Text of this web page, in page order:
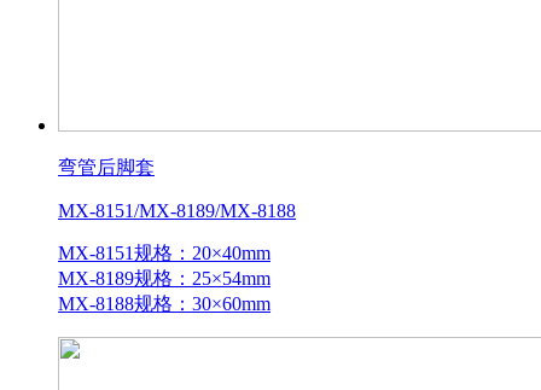
弯管后脚套
MX-8151/MX-8189/MX-8188
MX-8151规格：20×40mm
MX-8189规格：25×54mm
MX-8188规格：30×60mm